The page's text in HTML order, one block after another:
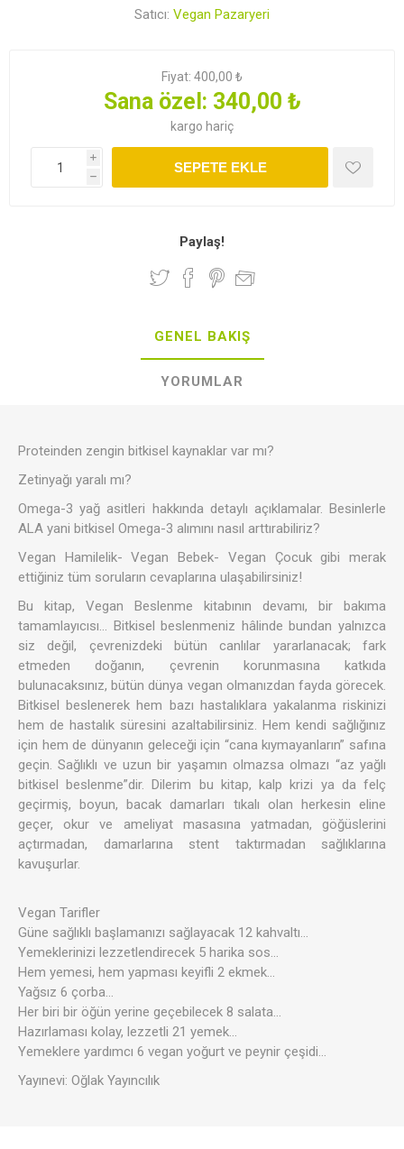
Satıcı: Vegan Pazaryeri
Fiyat: 400,00 ₺
Sana özel: 340,00 ₺
kargo hariç
i
h
SEPETE EKLE
Paylaş!
GENEL BAKIŞ
YORUMLAR
Proteinden zengin bitkisel kaynaklar var mı?
Zetinyağı yaralı mı?
Omega-3 yağ asitleri hakkında detaylı açıklamalar. Besinlerle
ALA yani bitkisel Omega-3 alımını nasıl arttırabiliriz?
Vegan Hamilelik- Vegan Bebek- Vegan Çocuk gibi merak
ettiğiniz tüm soruların cevaplarına ulaşabilirsiniz!
Bu kitap, Vegan Beslenme kitabının devamı, bir bakıma
tamamlayıcısı… Bitkisel beslenmeniz hâlinde bundan yalnızca
siz değil, çevrenizdeki bütün canlılar yararlanacak; fark
etmeden doğanın, çevrenin korunmasına katkıda
bulunacaksınız, bütün dünya vegan olmanızdan fayda görecek.
Bitkisel beslenerek hem bazı hastalıklara yakalanma riskinizi
hem de hastalık süresini azaltabilirsiniz. Hem kendi sağlığınız
için hem de dünyanın geleceği için “cana kıymayanların” safına
geçin. Sağlıklı ve uzun bir yaşamın olmazsa olmazı “az yağlı
bitkisel beslenme”dir. Dilerim bu kitap, kalp krizi ya da felç
geçirmiş, boyun, bacak damarları tıkalı olan herkesin eline
geçer, okur ve ameliyat masasına yatmadan, göğüslerini
açtırmadan, damarlarına stent taktırmadan sağlıklarına
kavuşurlar.
Vegan Tarifler
Güne sağlıklı başlamanızı sağlayacak 12 kahvaltı…
Yemeklerinizi lezzetlendirecek 5 harika sos…
Hem yemesi, hem yapması keyifli 2 ekmek…
Yağsız 6 çorba…
Her biri bir öğün yerine geçebilecek 8 salata…
Hazırlaması kolay, lezzetli 21 yemek…
Yemeklere yardımcı 6 vegan yoğurt ve peynir çeşidi…
Yayınevi: Oğlak Yayıncılık